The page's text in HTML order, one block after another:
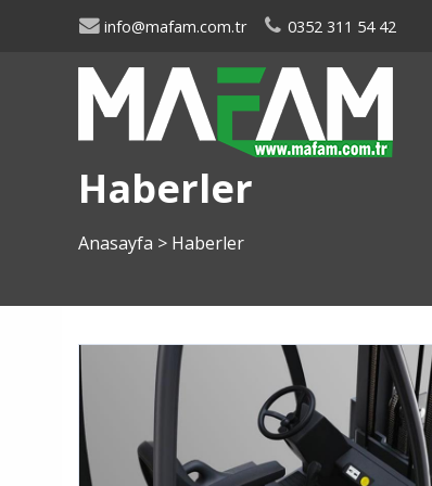
info@mafam.com.tr 0352 311 54 42
Haberler
Anasayfa > Haberler